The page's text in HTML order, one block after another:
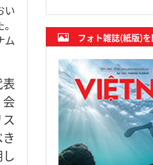
い
ム
フォト雑誌(紙版)